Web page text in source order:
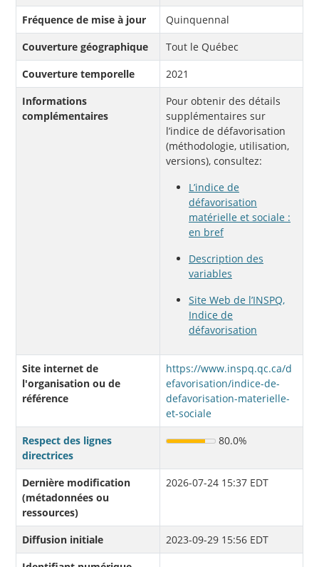
Fréquence de mise à jour
Quinquennal
Couverture géographique
Tout le Québec
Couverture temporelle
2021
Informations
complémentaires
Pour obtenir des détails
supplémentaires sur
l’indice de défavorisation
(méthodologie, utilisation,
versions), consultez:
L’indice de
défavorisation
matérielle et sociale :
en bref
Description des
variables
Site Web de l’INSPQ,
Indice de
défavorisation
Site internet de
l'organisation ou de
référence
https://www.inspq.qc.ca/d
efavorisation/indice-de-
defavorisation-materielle-
et-sociale
Respect des lignes
directrices
80.0%
Dernière modification
(métadonnées ou
ressources)
2026-07-24 15:37 EDT
Diffusion initiale
2023-09-29 15:56 EDT